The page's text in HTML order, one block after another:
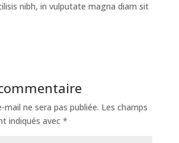
nibh, in vulputate magna diam sit
mail ne sera pas publiée. Les champs
indiqués avec *